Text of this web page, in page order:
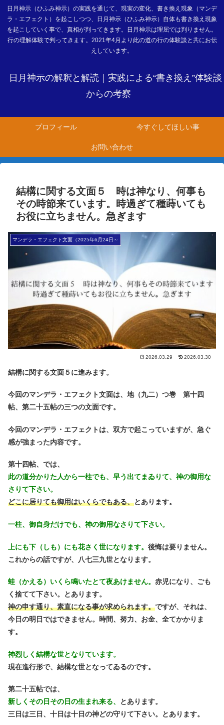
日月神示（ひふみ神示）の実践を通じて、現実の変化、書き換え現象（マンデ
ラ・エフェクト）を起こしつつ、日月神示（ひふみ神示）自体も書き換え現象
を起こしていく事で、真相が判ってきます。日月神示は理屈では判りません。
行の理解体験で判ってきます。2021年4月より此の道の行の体験談と共にお伝
えしています。
日月神示の解釈と解読｜実践による“書き換え”体験談
からの考察
プロフィール 今すぐしてほしい事
お問い合わせ
結構に関する文面５ 時は神なり、何事も
その時節来ています。時過ぎて種蒔いても
お役に立ちません。急ぎます
マンデラ・エフェクト文面（2025年6月24日～
2026.03.29 2026.03.30
結構に関する文面５に進みます。
今回のマンデラ・エフェクト文面は、地（九二）つ巻 第十四
帖、第二十五帖の三つの文面です。
今回のマンデラ・エフェクトは、双方で起こっていますが、急ぐ
感が強まった内容です。
第十四帖、では、
此の道分かりた人から一柱でも、早う出てまゐりて、神の御用な
さりて下さい。
どこに居りても御用はいくらでもある、とあります。
一柱、御自身だけでも、神の御用なさりて下さい。
上にも下（しも）にも花さく世になります。 後悔は要りません。
これからの話ですが、八七三九世となります。
蛙（かえる）いくら鳴いたとて夜あけません。 赤児になり、ごも
く捨てて下さい。とあります。
神の申す通り、素直になる事が求められます。ですが、それは、
今日の明日ではできません。時間、努力、お金、全てかかりま
す。
神烈しく結構な世となりています。
現在進行形で、結構な世となってゐるのです。
第二十五帖では、
新しくその日その日の生まれ来る、
とあります。
三日は三日、十日は十日の神どの守りて下さい。とあります。